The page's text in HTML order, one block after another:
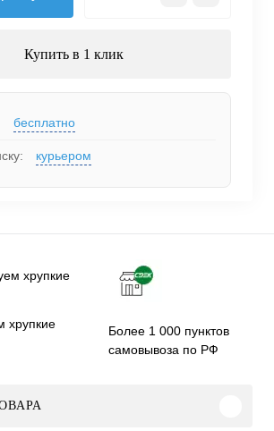
Купить в 1 клик
бесплатно
курьером
хрупкие
Более 1 000 пунктов
самовывоза по РФ